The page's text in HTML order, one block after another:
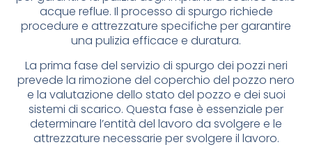
acque reflue. Il processo di spurgo richiede
procedure e attrezzature specifiche per garantire
una pulizia efficace e duratura.
La prima fase del servizio di spurgo dei pozzi neri
prevede la rimozione del coperchio del pozzo nero
e la valutazione dello stato del pozzo e dei suoi
sistemi di scarico. Questa fase è essenziale per
determinare l’entità del lavoro da svolgere e le
attrezzature necessarie per svolgere il lavoro.